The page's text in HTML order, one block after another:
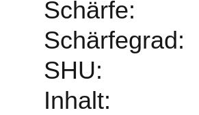
Schärfe:
Schärfegrad:
SHU:
Inhalt: